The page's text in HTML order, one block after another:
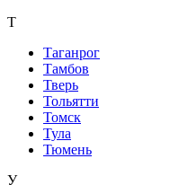
Т
Таганрог
Тамбов
Тверь
Тольятти
Томск
Тула
Тюмень
У